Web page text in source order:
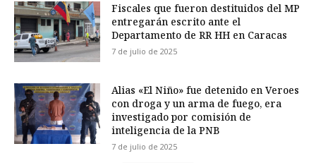
Fiscales que fueron destituidos del MP
entregarán escrito ante el
Departamento de RR HH en Caracas
7 de julio de 2025
Alias «El Niño» fue detenido en Veroes
con droga y un arma de fuego, era
investigado por comisión de
inteligencia de la PNB
7 de julio de 2025